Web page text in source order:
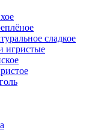
сладкое
игристые